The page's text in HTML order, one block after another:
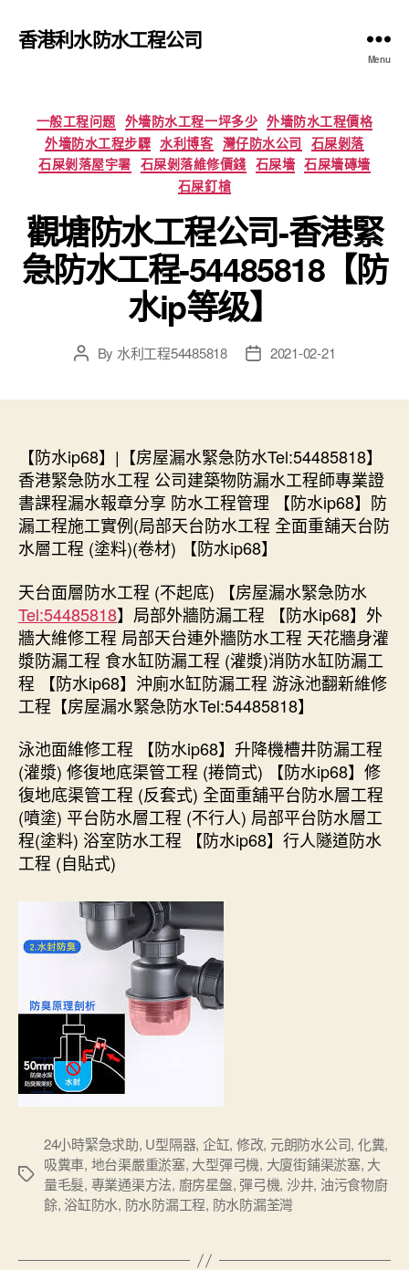
香港利水防水工程公司
Menu
Categories
一般工程问题 外墻防水工程一坪多少 外墻防水工程價格
外墻防水工程步驟 水利博客 灣仔防水公司 石屎剝落
石屎剝落屋宇署 石屎剝落維修價錢 石屎墻 石屎墻磚墻
石屎釘槍
觀塘防水工程公司-香港緊
急防水工程-54485818【防
水ip等级】
PostBy 水利工程54485818
Post2021-02-21
【防水ip68】|【房屋漏水緊急防水Tel:54485818】
香港緊急防水工程 公司建築物防漏水工程師專業證
書課程漏水報章分享 防水工程管理 【防水ip68】防
漏工程施工實例(局部天台防水工程 全面重舖天台防
水層工程 (塗料)(卷材) 【防水ip68】
天台面層防水工程 (不起底) 【房屋漏水緊急防水
Tel:54485818】局部外牆防漏工程 【防水ip68】外
牆大維修工程 局部天台連外牆防水工程 天花牆身灌
漿防漏工程 食水缸防漏工程 (灌漿)消防水缸防漏工
程 【防水ip68】沖廁水缸防漏工程 游泳池翻新維修
工程【房屋漏水緊急防水Tel:54485818】
泳池面維修工程 【防水ip68】升降機槽井防漏工程
(灌漿) 修復地底渠管工程 (捲筒式) 【防水ip68】修
復地底渠管工程 (反套式) 全面重舖平台防水層工程
(噴塗) 平台防水層工程 (不行人) 局部平台防水層工
程(塗料) 浴室防水工程 【防水ip68】行人隧道防水
工程 (自貼式)
Tags
24小時緊急求助, U型隔器, 企缸, 修改, 元朗防水公司, 化糞,
吸糞車, 地台渠嚴重淤塞, 大型彈弓機, 大廈街鋪渠淤塞, 大
量毛髮, 專業通渠方法, 廚房星盤, 彈弓機, 沙井, 油污食物廚
餘, 浴缸防水, 防水防漏工程, 防水防漏荃灣